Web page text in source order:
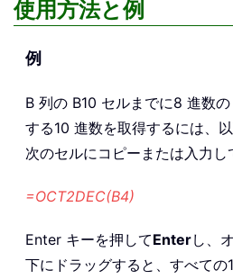
使用方法と例
例
B 列の B10 セルまでに8 進数
する10 進数を取得するには、
次のセルにコピーまたは入力し
=OCT2DEC(B4)
Enter キーを押してEnterし、
下にドラッグすると、すべての